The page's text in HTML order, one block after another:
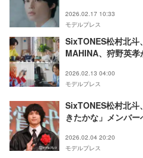
2026.02.17 10:33
モデルプレス
SixTONES松村北斗
MAHINA、狩野英
2026.02.13 04:00
モデルプレス
SixTONES松村北斗
きたかな」メンバ
2026.02.04 20:20
モデルプレス